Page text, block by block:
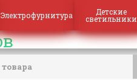
Электрофурнитура Детские
светильники